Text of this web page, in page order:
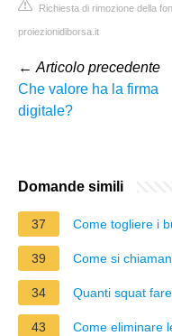
Richiesta di rimozione della
proiezionidiborsa.it
← Articolo precedente
Che valore ha la firma
digitale?
Domande simili
37 Come togliere i
39 Come si
34 Quanti squat
43 Come eliminare